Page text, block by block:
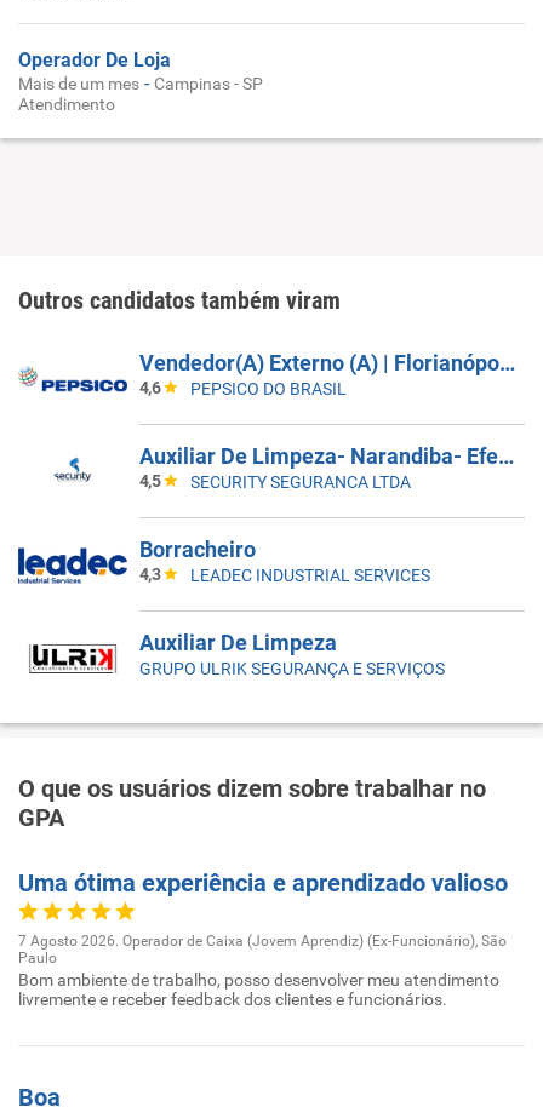
Operador De Loja
Mais de um mes - Campinas - SP
Atendimento
Outros candidatos também viram
Vendedor(A) Externo (A) | Florianópolis, São Jose, Palhoça
4,6 PEPSICO DO BRASIL
Auxiliar De Limpeza- Narandiba- Efetivo
4,5 SECURITY SEGURANCA LTDA
Borracheiro
4,3 LEADEC INDUSTRIAL SERVICES
Auxiliar De Limpeza
GRUPO ULRIK SEGURANÇA E SERVIÇOS
O que os usuários dizem sobre trabalhar no
GPA
Uma ótima experiência e aprendizado valioso
7 Agosto 2026. Operador de Caixa (Jovem Aprendiz) (Ex-Funcionário), São
Paulo
Bom ambiente de trabalho, posso desenvolver meu atendimento
livremente e receber feedback dos clientes e funcionários.
Boa